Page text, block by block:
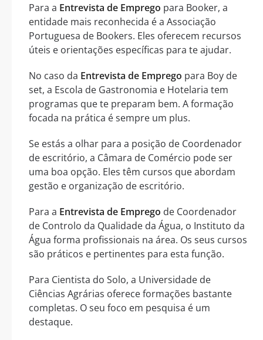
Para a Entrevista de Emprego para Booker, a
entidade mais reconhecida é a Associação
Portuguesa de Bookers. Eles oferecem recursos
úteis e orientações específicas para te ajudar.
No caso da Entrevista de Emprego para Boy de
set, a Escola de Gastronomia e Hotelaria tem
programas que te preparam bem. A formação
focada na prática é sempre um plus.
Se estás a olhar para a posição de Coordenador
de escritório, a Câmara de Comércio pode ser
uma boa opção. Eles têm cursos que abordam
gestão e organização de escritório.
Para a Entrevista de Emprego de Coordenador
de Controlo da Qualidade da Água, o Instituto da
Água forma profissionais na área. Os seus cursos
são práticos e pertinentes para esta função.
Para Cientista do Solo, a Universidade de
Ciências Agrárias oferece formações bastante
completas. O seu foco em pesquisa é um
destaque.